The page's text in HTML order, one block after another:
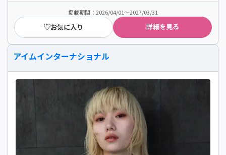
掲載期間：2026/04/01～2027/03/31
お気に入り 詳細を見る
アイムインターナショナル